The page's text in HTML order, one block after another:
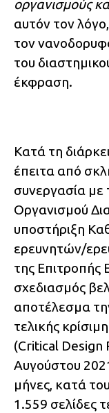
οργανισμούς
αυτόν τον
τον
του
έκφραση.
Κατά τη
έπειτα από
συνεργασία με
Οργανισμού
υποστήριξη
ερευνητών/
της
σχεδιασμός
αποτέλεσμα
τελικής
(Critical Design
Αυγούστου
μήνες, κατά
1.559 σελίδες